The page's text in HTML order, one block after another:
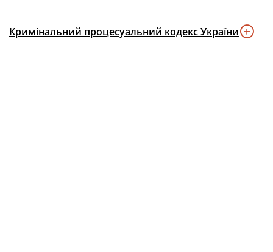
Кримінальний процесуальний кодекс України